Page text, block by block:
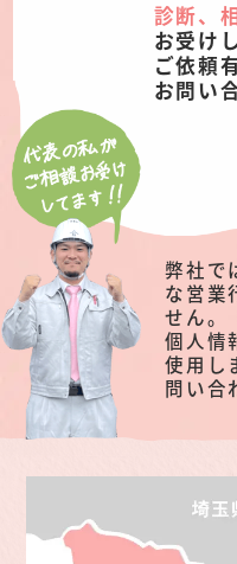
診断、
お受け
ご依頼
お問い
弊社で
な営業
せん。
個人情
使用し
問い合